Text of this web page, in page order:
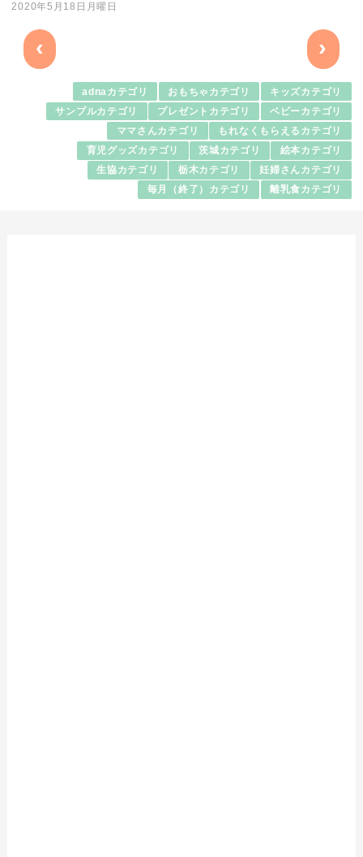
2020年5月18日月曜日
‹ ›
adnaカテゴリ おもちゃカテゴリ キッズカテゴリ
サンプルカテゴリ プレゼントカテゴリ ベビーカテゴリ
ママさんカテゴリ もれなくもらえるカテゴリ
育児グッズカテゴリ 茨城カテゴリ 絵本カテゴリ
生協カテゴリ 栃木カテゴリ 妊婦さんカテゴリ
毎月（終了）カテゴリ 離乳食カテゴリ